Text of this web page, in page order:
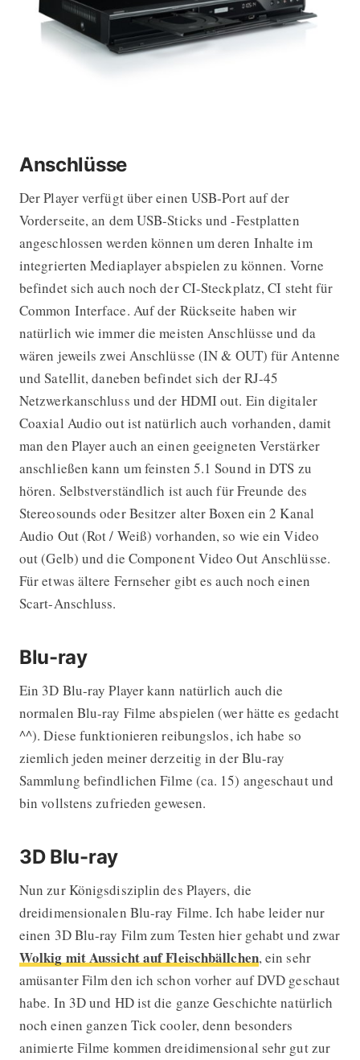
Anschlüsse
Der Player verfügt über einen USB-Port auf der
Vorderseite, an dem USB-Sticks und -Festplatten
angeschlossen werden können um deren Inhalte im
integrierten Mediaplayer abspielen zu können. Vorne
befindet sich auch noch der CI-Steckplatz, CI steht für
Common Interface. Auf der Rückseite haben wir
natürlich wie immer die meisten Anschlüsse und da
wären jeweils zwei Anschlüsse (IN & OUT) für Antenne
und Satellit, daneben befindet sich der RJ-45
Netzwerkanschluss und der HDMI out. Ein digitaler
Coaxial Audio out ist natürlich auch vorhanden, damit
man den Player auch an einen geeigneten Verstärker
anschließen kann um feinsten 5.1 Sound in DTS zu
hören. Selbstverständlich ist auch für Freunde des
Stereosounds oder Besitzer alter Boxen ein 2 Kanal
Audio Out (Rot / Weiß) vorhanden, so wie ein Video
out (Gelb) und die Component Video Out Anschlüsse.
Für etwas ältere Fernseher gibt es auch noch einen
Scart-Anschluss.
Blu-ray
Ein 3D Blu-ray Player kann natürlich auch die
normalen Blu-ray Filme abspielen (wer hätte es gedacht
^^). Diese funktionieren reibungslos, ich habe so
ziemlich jeden meiner derzeitig in der Blu-ray
Sammlung befindlichen Filme (ca. 15) angeschaut und
bin vollstens zufrieden gewesen.
3D Blu-ray
Nun zur Königsdisziplin des Players, die
dreidimensionalen Blu-ray Filme. Ich habe leider nur
einen 3D Blu-ray Film zum Testen hier gehabt und zwar
Wolkig mit Aussicht auf Fleischbällchen, ein sehr
amüsanter Film den ich schon vorher auf DVD geschaut
habe. In 3D und HD ist die ganze Geschichte natürlich
noch einen ganzen Tick cooler, denn besonders
animierte Filme kommen dreidimensional sehr gut zur